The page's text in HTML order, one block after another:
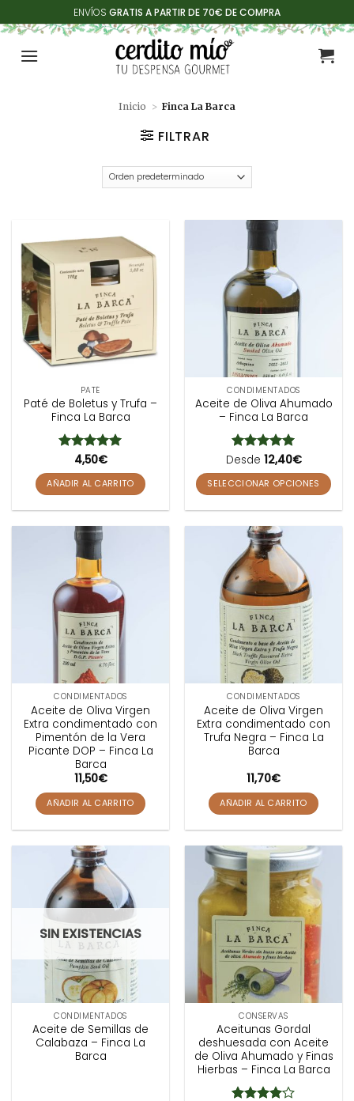
al
contenido
ENVÍOS GRATIS A PARTIR DE 70€ DE COMPRA
Inicio > Finca La Barca
FILTRAR
PATÉ
Paté de Boletus y Trufa –
Finca La Barca
Valorado
con5de 5
4,50€
AÑADIR AL CARRITO
CONDIMENTADOS
Aceite de Oliva Ahumado
– Finca La Barca
Valorado
con5de 5
Desde 12,40€
SELECCIONAR OPCIONES
tiene
múltiples
variantes.
Las
opciones
se
pueden
elegir
en
la
página
de
producto
CONDIMENTADOS
Aceite de Oliva Virgen
Extra condimentado con
Pimentón de la Vera
Picante DOP – Finca La
Barca
11,50€
AÑADIR AL CARRITO
CONDIMENTADOS
Aceite de Oliva Virgen
Extra condimentado con
Trufa Negra – Finca La
Barca
11,70€
AÑADIR AL CARRITO
SIN EXISTENCIAS
CONDIMENTADOS
Aceite de Semillas de
Calabaza – Finca La
Barca
CONSERVAS
Aceitunas Gordal
deshuesada con Aceite
de Oliva Ahumado y Finas
Hierbas – Finca La Barca